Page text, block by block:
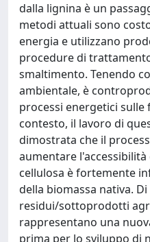
dalla lignina è un
metodi attuali sono
energia e utilizzano
procedure di
smaltimento. Tenendo
ambientale, è
processi energetici
contesto, il lavoro di
dimostrata che il
aumentare
cellulosa è fortemente
della biomassa nativa.
residui/sottoprodotti
rappresentano una
prima per lo sviluppo di